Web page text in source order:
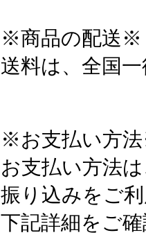
※商品の配送※
送料は、全国
※お支払い方
お支払い方法
振り込みをご
下記詳細をご